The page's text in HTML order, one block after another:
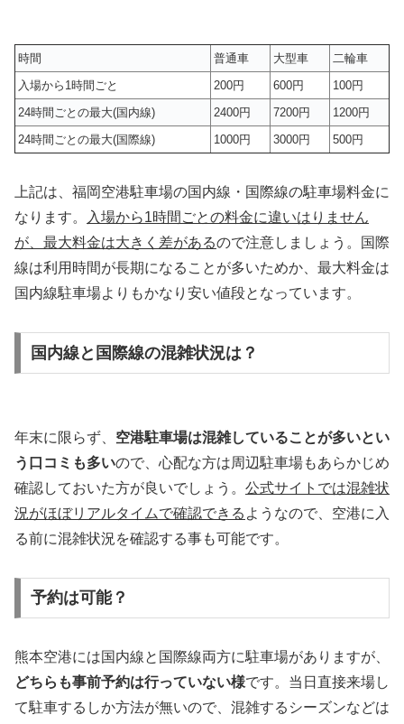
時間 普通車 大型車
二輪車
入場から1時間ごと
200円 600円
100円
24時間ごとの最大(国内線)
2400円 7200円
1200円
24時間ごとの最大(国際線)
1000円 3000円 500円
上記は、福岡空港駐車場の国内線・国際線の駐車場料金に
なります。
入場から1時間ごとの料金に違いはりません
が、最大料金は大きく差があるので注意しましょう。国際
線は利用時間が長期になることが多いためか、最大料金は
国内線駐車場よりもかなり安い値段となっています。
国内線と国際線の混雑状況は？
年末に限らず、 空港駐車場は混雑していることが多いとい
う口コミも多いので、心配な方は周辺駐車場もあらかじめ
確認しておいた方が良いでしょう。 公式サイトでは混雑状
況がほぼリアルタイムで確認できる ようなので、空港に入
る前に混雑状況を確認する事も可能です。
予約は可能？
熊本空港には国内線と国際線両方に駐車場がありますが、
どちらも事前予約は行っていない様です。当日直接来場し
て駐車するしか方法が無いので、混雑するシーズンなどは